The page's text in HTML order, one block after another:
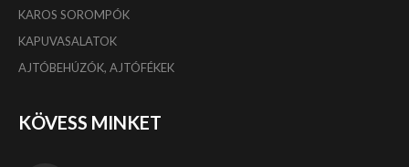
KAROS SOROMPÓK
KAPUVASALATOK
AJTÓBEHÚZÓK, AJTÓFÉKEK
KÖVESS MINKET